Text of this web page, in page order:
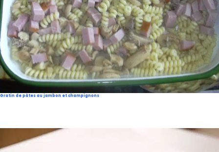
Gratin de pâtes au jambon et champignons